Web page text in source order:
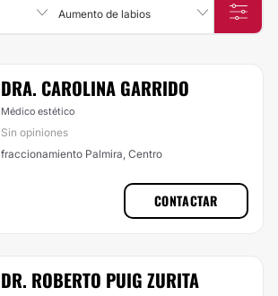
Aumento de labios
DRA. CAROLINA GARRIDO
Médico estético
Sin opiniones
fraccionamiento Palmira, Centro
CONTACTAR
DR. ROBERTO PUIG ZURITA